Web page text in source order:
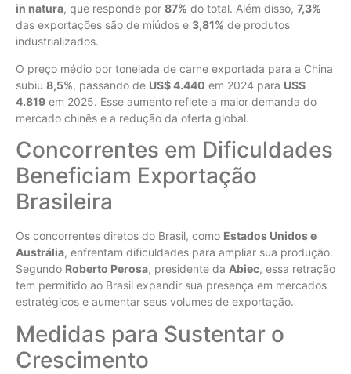
in natura, que responde por 87% do total. Além disso, 7,3%
das exportações são de miúdos e 3,81% de produtos
industrializados.
O preço médio por tonelada de carne exportada para a China
subiu 8,5%, passando de US$ 4.440 em 2024 para US$
4.819 em 2025. Esse aumento reflete a maior demanda do
mercado chinês e a redução da oferta global.
Concorrentes em Dificuldades
Beneficiam Exportação
Brasileira
Os concorrentes diretos do Brasil, como Estados Unidos e
Austrália, enfrentam dificuldades para ampliar sua produção.
Segundo Roberto Perosa, presidente da Abiec, essa retração
tem permitido ao Brasil expandir sua presença em mercados
estratégicos e aumentar seus volumes de exportação.
Medidas para Sustentar o
Crescimento